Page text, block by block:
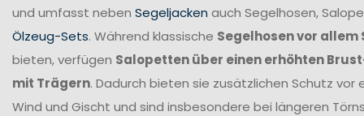
und umfasst neben Segeljacken auch Segelhosen,
Ölzeug-Sets. Während klassische Segelhosen vor allem
bieten, verfügen Salopetten über einen erhöhten
mit Trägern. Dadurch bieten sie zusätzlichen Schutz vor
Wind und Gischt und sind insbesondere bei längeren